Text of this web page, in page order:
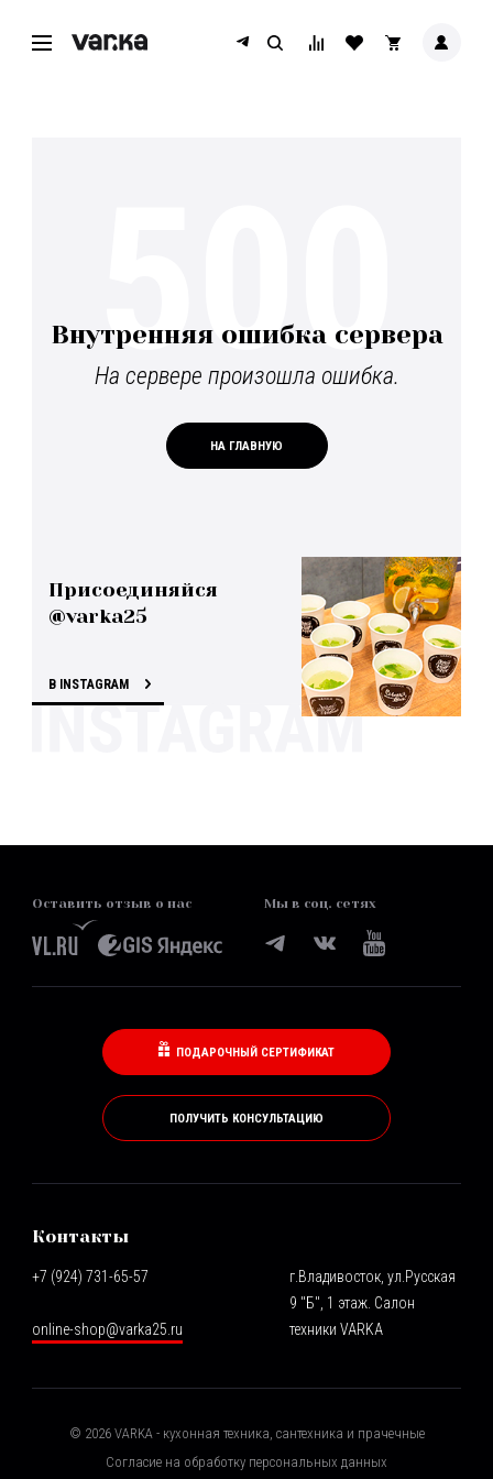
Внутренняя ошибка сервера
На сервере произошла ошибка.
НА ГЛАВНУЮ
500
Присоединяйся
@varka25
В INSTAGRAM
Оставить отзыв о нас Мы в соц. сетях
ПОДАРОЧНЫЙ СЕРТИФИКАТ
ПОЛУЧИТЬ КОНСУЛЬТАЦИЮ
Контакты
+7 (924) 731-65-57
online-shop@varka25.ru
г.Владивосток, ул.Русская
9 "Б", 1 этаж. Салон
техники VARKA
© 2026VARKA - кухонная техника, сантехника и прачечные
Согласие на обработку персональных данных